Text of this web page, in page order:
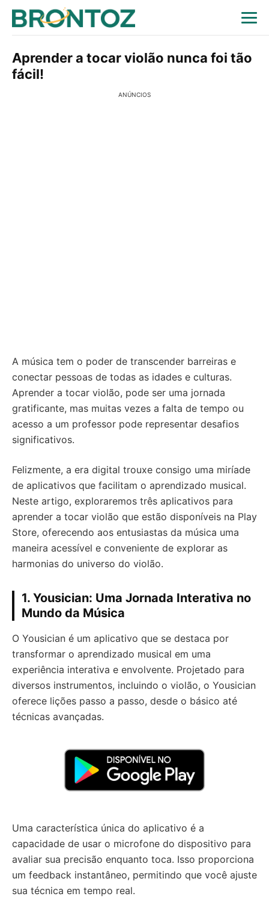
Aprender a tocar violão nunca foi tão
fácil!
ANÚNCIOS
A música tem o poder de transcender barreiras e
conectar pessoas de todas as idades e culturas.
Aprender a tocar violão, pode ser uma jornada
gratificante, mas muitas vezes a falta de tempo ou
acesso a um professor pode representar desafios
significativos.
Felizmente, a era digital trouxe consigo uma miríade
de aplicativos que facilitam o aprendizado musical.
Neste artigo, exploraremos três aplicativos para
aprender a tocar violão que estão disponíveis na Play
Store, oferecendo aos entusiastas da música uma
maneira acessível e conveniente de explorar as
harmonias do universo do violão.
1. Yousician: Uma Jornada Interativa no
Mundo da Música
O Yousician é um aplicativo que se destaca por
transformar o aprendizado musical em uma
experiência interativa e envolvente. Projetado para
diversos instrumentos, incluindo o violão, o Yousician
oferece lições passo a passo, desde o básico até
técnicas avançadas.
Uma característica única do aplicativo é a
capacidade de usar o microfone do dispositivo para
avaliar sua precisão enquanto toca. Isso proporciona
um feedback instantâneo, permitindo que você ajuste
sua técnica em tempo real.